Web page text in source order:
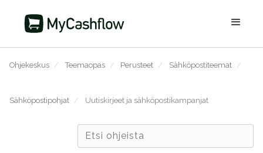
Ohjekeskus / Teemaopas / Perusteet / Sähköpostiteemat /
Sähköpostipohjat / Uutiskirjeet ja sähköpostikampanjat